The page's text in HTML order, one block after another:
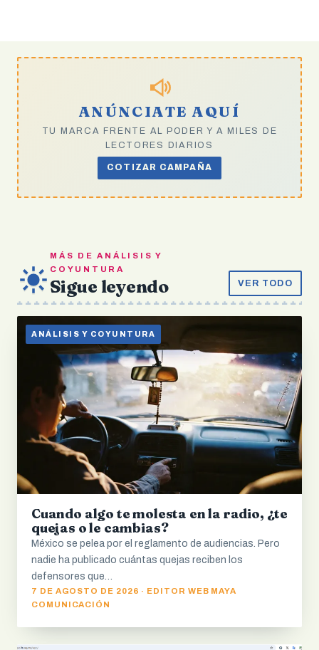
ANÚNCIATE AQUÍ
TU MARCA FRENTE AL PODER Y A MILES DE
LECTORES DIARIOS
COTIZAR CAMPAÑA
MÁS DE ANÁLISIS Y
COYUNTURA
Sigue leyendo VER TODO
ANÁLISIS Y COYUNTURA
Cuando algo te molesta en la radio, ¿te
quejas o le cambias?
México se pelea por el reglamento de audiencias. Pero
nadie ha publicado cuántas quejas reciben los
defensores que…
7 DE AGOSTO DE 2026 · EDITOR WEB MAYA
COMUNICACIÓN